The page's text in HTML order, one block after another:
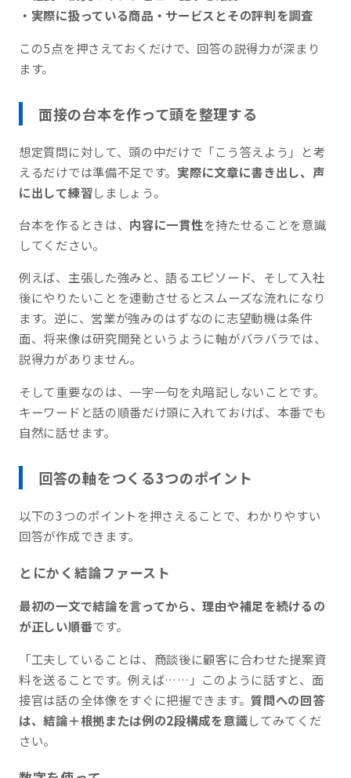
・実際に扱っている商品・サービスとその評判を調査
この5点を押さえておくだけで、回答の説得力が深まり
ます。
面接の台本を作って頭を整理する
想定質問に対して、頭の中だけで「こう答えよう」と考
えるだけでは準備不足です。 実際に文章に書き出し、声
に出して練習しましょう。
台本を作るときは、 内容に一貫性を持たせることを意識
してください。
例えば、主張した強みと、語るエピソード、そして入社
後にやりたいことを連動させるとスムーズな流れになり
ます。逆に、営業が強みのはずなのに志望動機は条件
面、将来像は研究開発というように軸がバラバラでは、
説得力がありません。
そして重要なのは、一字一句を丸暗記しないことです。
キーワードと話の順番だけ頭に入れておけば、本番でも
自然に話せます。
回答の軸をつくる3つのポイント
以下の3つのポイントを押さえることで、わかりやすい
回答が作成できます。
とにかく結論ファースト
最初の一文で結論を言ってから、理由や補足を続けるの
が正しい順番です。
「工夫していることは、商談後に顧客に合わせた提案資
料を送ることです。例えば……」このように話すと、面
接官は話の全体像をすぐに把握できます。質問への回答
は、結論＋根拠または例の2段構成を意識してみてくだ
さい。